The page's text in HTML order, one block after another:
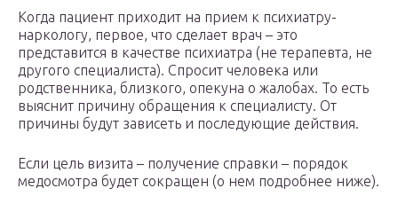
Когда пациент приходит на прием к психиатру-
наркологу, первое, что сделает врач – это
представится в качестве психиатра (не терапевта, не
другого специалиста). Спросит человека или
родственника, близкого, опекуна о жалобах. То есть
выяснит причину обращения к специалисту. От
причины будут зависеть и последующие действия.
Если цель визита – получение справки – порядок
медосмотра будет сокращен (о нем подробнее ниже).